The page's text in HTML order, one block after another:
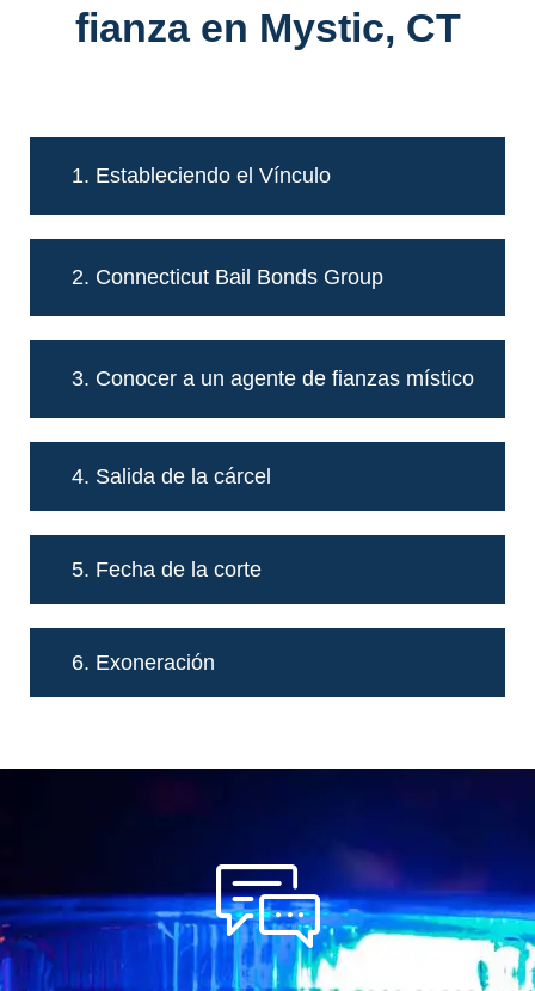
fianza en Mystic, CT
1. Estableciendo el Vínculo
2. Connecticut Bail Bonds Group
3. Conocer a un agente de fianzas místico
4. Salida de la cárcel
5. Fecha de la corte
6. Exoneración